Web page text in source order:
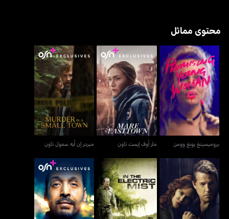
محتوى مماثل
بروميسينغ يونغ وومن
بروميسينغ يونغ وومن
مار أوف إيست تاون
مار أوف إيست تاون
ميردر إن أيه سمول تاون
ميردر إن أيه سمول تاون
التراجع - ذا أندوينغ إن ذي إليكتريك ميست غير منطقي - ذا إيراشنال